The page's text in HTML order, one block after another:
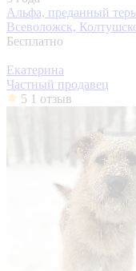
Альфа, преданный
Всеволожск,
Бесплатно
Екатерина
Частный продавец
5 1 отзыв